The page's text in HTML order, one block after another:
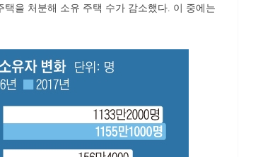
택을 처분해 소유 주택 수가 감소했다. 이 중에는